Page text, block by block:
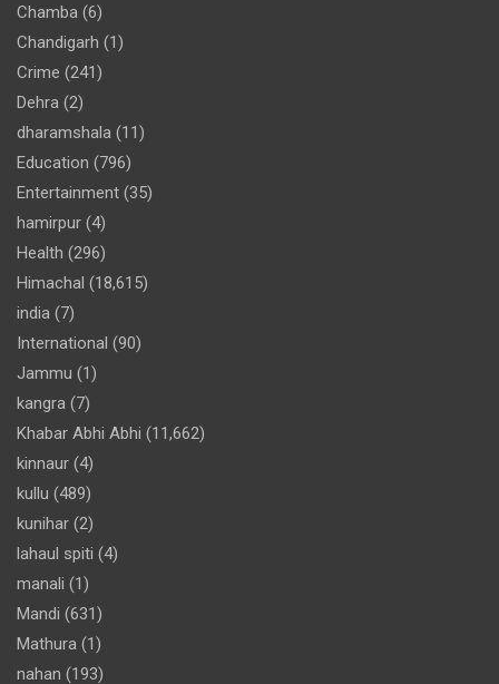
Chamba (6)
Chandigarh (1)
Crime (241)
Dehra (2)
dharamshala (11)
Education (796)
Entertainment (35)
hamirpur (4)
Health (296)
Himachal (18,615)
india (7)
International (90)
Jammu (1)
kangra (7)
Khabar Abhi Abhi (11,662)
kinnaur (4)
kullu (489)
kunihar (2)
lahaul spiti (4)
manali (1)
Mandi (631)
Mathura (1)
nahan (193)